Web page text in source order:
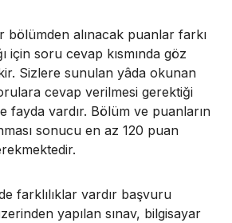
bölümden alınacak puanlar farkı
için soru cevap kısmında göz
Sizlere sunulan yâda okunan
cevap verilmesi gerektiği
fayda vardır. Bölüm ve puanların
sonucu en az 120 puan
farklılıklar vardır başvuru
yapılan sınav, bilgisayar